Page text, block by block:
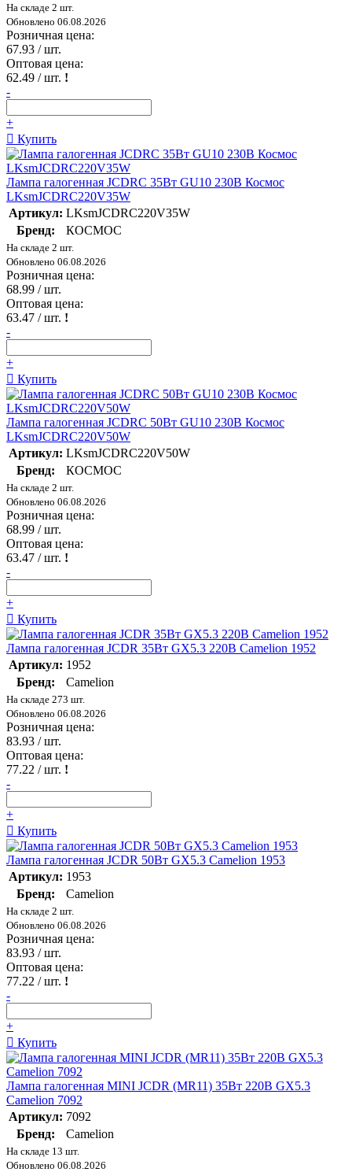
На складе 2 шт.
Обновлено 06.08.2026
Розничная цена:
67.93 / шт.
Оптовая цена:
62.49 / шт. !
-
+
Купить
Лампа галогенная JCDRC 35Вт GU10 230В Космос
LKsmJCDRC220V35W
Артикул: LKsmJCDRC220V35W
Бренд:
КОСМОС
На складе 2 шт.
Обновлено 06.08.2026
Розничная цена:
68.99 / шт.
Оптовая цена:
63.47 / шт. !
-
+
Купить
Лампа галогенная JCDRC 50Вт GU10 230В Космос
LKsmJCDRC220V50W
Артикул: LKsmJCDRC220V50W
Бренд:
КОСМОС
На складе 2 шт.
Обновлено 06.08.2026
Розничная цена:
68.99 / шт.
Оптовая цена:
63.47 / шт. !
-
+
Купить
Лампа галогенная JCDR 35Вт GX5.3 220В Camelion 1952
Артикул: 1952
Бренд:
Camelion
На складе 273 шт.
Обновлено 06.08.2026
Розничная цена:
83.93 / шт.
Оптовая цена:
77.22 / шт. !
-
+
Купить
Лампа галогенная JCDR 50Вт GX5.3 Camelion 1953
Артикул: 1953
Бренд:
Camelion
На складе 2 шт.
Обновлено 06.08.2026
Розничная цена:
83.93 / шт.
Оптовая цена:
77.22 / шт. !
-
+
Купить
Лампа галогенная MINI JCDR (MR11) 35Вт 220В GX5.3
Camelion 7092
Артикул: 7092
Бренд:
Camelion
На складе 13 шт.
Обновлено 06.08.2026